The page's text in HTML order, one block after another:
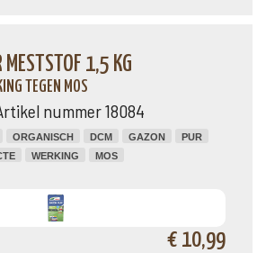
MESTSTOF 1,5 KG
TEGEN MOS
nummer 18084
ORGANISCH DCM GAZON
PUR
WERKING MOS
€ 10,99